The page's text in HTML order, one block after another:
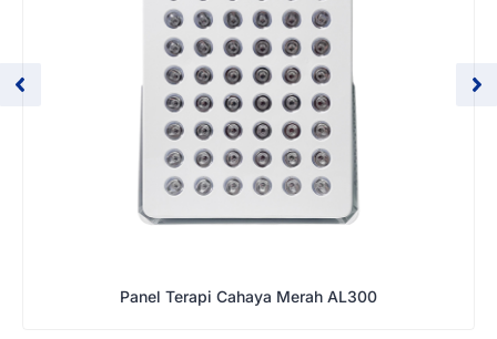
Panel Terapi Cahaya Merah AL300